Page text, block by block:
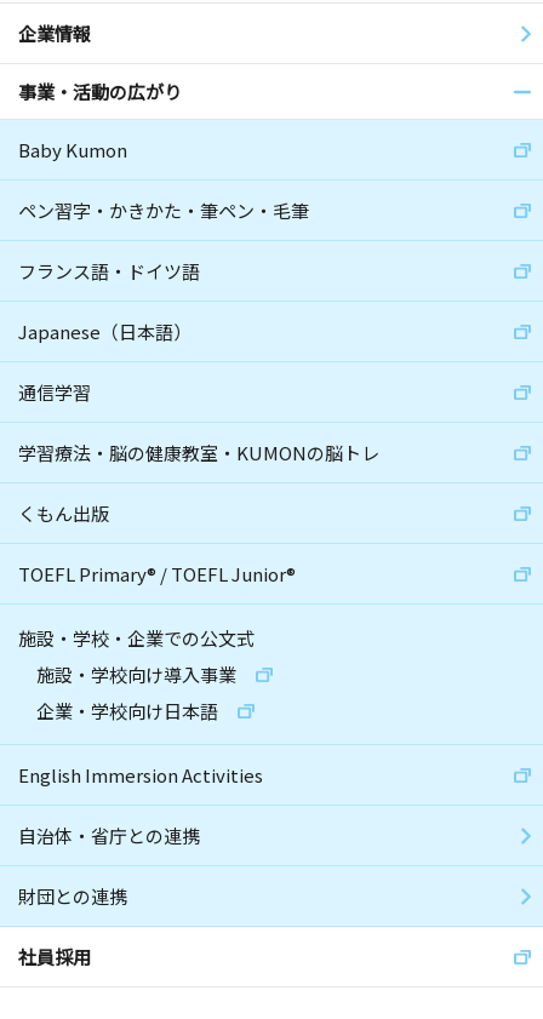
企業情報
事業・活動の広がり
Baby Kumon
ペン習字・かきかた・筆ペン・毛筆
フランス語・ドイツ語
Japanese（日本語）
通信学習
学習療法・脳の健康教室・KUMONの脳トレ
くもん出版
TOEFL Primary® /TOEFL Junior®
施設・学校・企業での公文式
施設・学校向け導入事業
企業・学校向け日本語
English Immersion Activities
自治体・省庁との連携
財団との連携
社員採用